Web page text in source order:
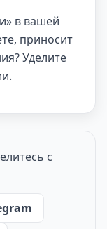
в вашей
приносит
Уделите
с